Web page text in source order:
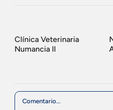
Clínica Veterinaria
Numancia II
Comment